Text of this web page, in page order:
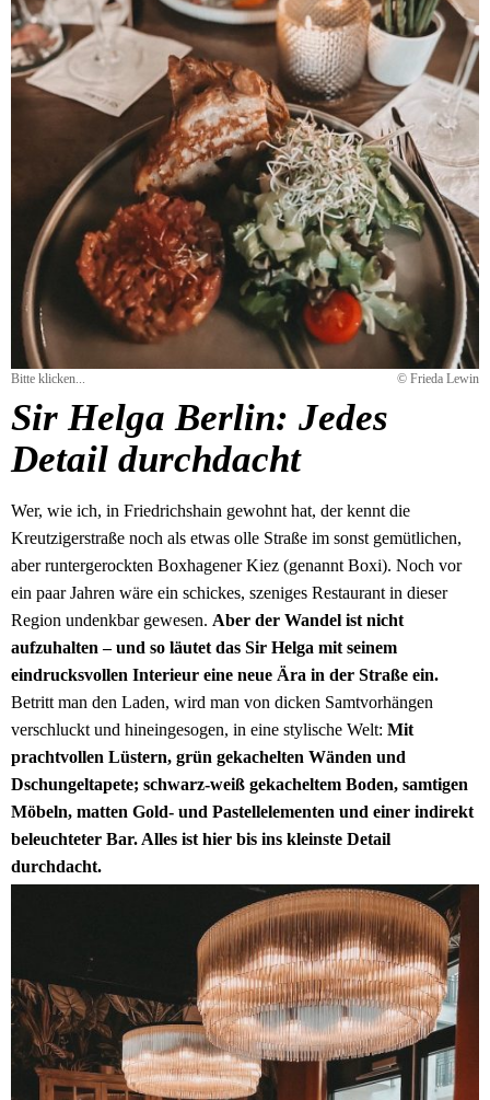
Bitte klicken... © Frieda Lewin
Sir Helga Berlin: Jedes
Detail durchdacht
Wer, wie ich, in Friedrichshain gewohnt hat, der kennt die
Kreutzigerstraße noch als etwas olle Straße im sonst gemütlichen,
aber runtergerockten Boxhagener Kiez (genannt Boxi). Noch vor
ein paar Jahren wäre ein schickes, szeniges Restaurant in dieser
Region undenkbar gewesen. Aber der Wandel ist nicht
aufzuhalten – und so läutet das Sir Helga mit seinem
eindrucksvollen Interieur eine neue Ära in der Straße ein.
Betritt man den Laden, wird man von dicken Samtvorhängen
verschluckt und hineingesogen, in eine stylische Welt: Mit
prachtvollen Lüstern, grün gekachelten Wänden und
Dschungeltapete; schwarz-weiß gekacheltem Boden, samtigen
Möbeln, matten Gold- und Pastellelementen und einer indirekt
beleuchteter Bar. Alles ist hier bis ins kleinste Detail
durchdacht.